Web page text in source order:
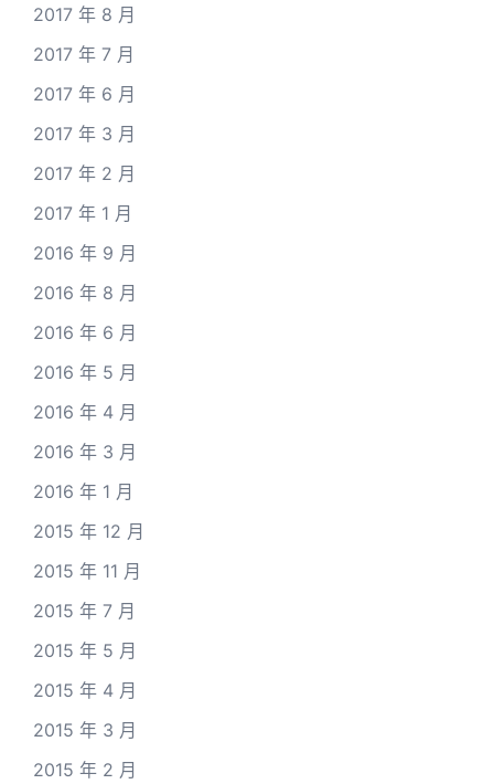
2017 年 8 月
2017 年 7 月
2017 年 6 月
2017 年 3 月
2017 年 2 月
2017 年 1 月
2016 年 9 月
2016 年 8 月
2016 年 6 月
2016 年 5 月
2016 年 4 月
2016 年 3 月
2016 年 1 月
2015 年 12 月
2015 年 11 月
2015 年 7 月
2015 年 5 月
2015 年 4 月
2015 年 3 月
2015 年 2 月